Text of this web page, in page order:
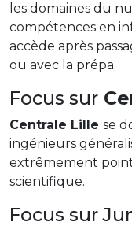
les domaines du
compétences en
accède après
ou avec la prépa.
Focus sur
Centrale Lille se
ingénieurs
extrêmement
scientifique.
Focus sur